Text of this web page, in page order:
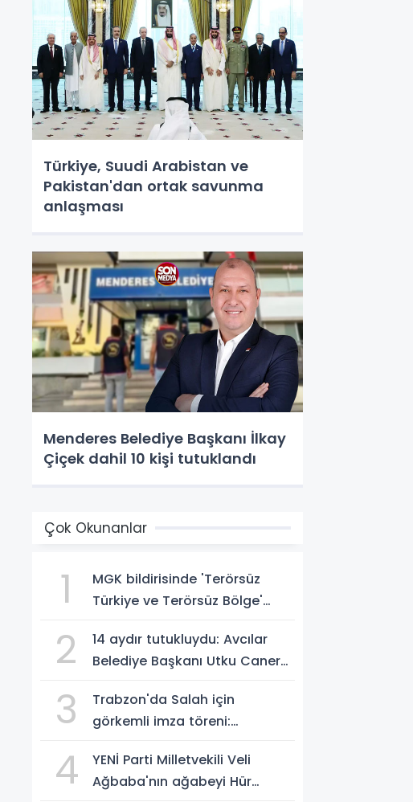
Türkiye, Suudi Arabistan ve
Pakistan'dan ortak savunma
anlaşması
Menderes Belediye Başkanı İlkay
Çiçek dahil 10 kişi tutuklandı
Çok Okunanlar
1
MGK bildirisinde 'Terörsüz
Türkiye ve Terörsüz Bölge'
2
14 aydır tutukluydu: Avcılar
Belediye Başkanı Utku Caner
3
Trabzon'da Salah için
görkemli imza töreni:
sabırsızlanıyorum'
4
YENİ Parti Milletvekili Veli
Ağbaba'nın ağabeyi Hür